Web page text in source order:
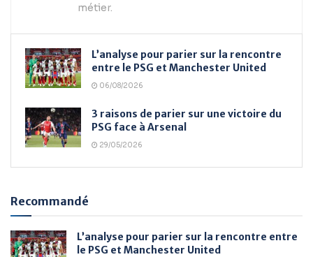
métier.
L’analyse pour parier sur la rencontre
entre le PSG et Manchester United
06/08/2026
3 raisons de parier sur une victoire du
PSG face à Arsenal
29/05/2026
Recommandé
L’analyse pour parier sur la rencontre entre
le PSG et Manchester United